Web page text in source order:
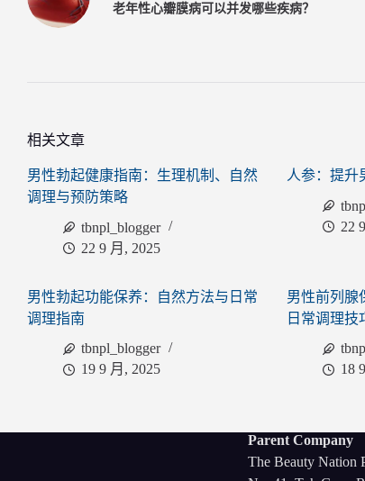
老年性心瓣膜病可以并发哪些疾病？
相关文章
男性勃起健康指南：生理机制、自然
调理与预防策略
tbnpl_blogger
22 9 月, 2025
人参：提升
22
男性勃起功能保养：自然方法与日常
调理指南
tbnpl_blogger
19 9 月, 2025
男性前列腺
日常调理技
18
Parent Company
The Beauty Nation